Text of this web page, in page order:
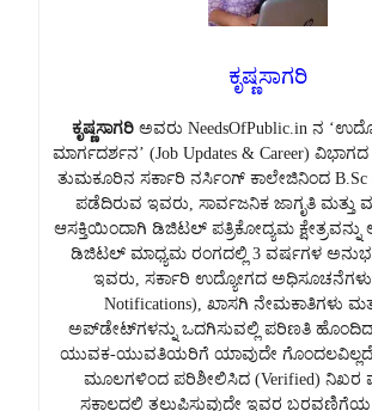
ಕೃಷ್ಣಸಾಗರಿ
ಕೃಷ್ಣಸಾಗರಿ ಅವರು NeedsOfPublic.in ನ
ಮಾರ್ಗದರ್ಶನ’ (Job Updates & Career) ವಿಭಾಗದ
ತುಮಕೂರಿನ ಸರ್ಕಾರಿ ನರ್ಸಿಂಗ್ ಕಾಲೇಜಿನಿಂದ B.Sc
ಪಡೆದಿರುವ ಇವರು, ಸಾರ್ವಜನಿಕ ಜಾಗೃತಿ ಮತ್ತು
ಆಸಕ್ತಿಯಿಂದಾಗಿ ಡಿಜಿಟಲ್ ಪತ್ರಿಕೋದ್ಯಮ ಕ್ಷೇತ್ರವನ್ನು
ಡಿಜಿಟಲ್ ಮಾಧ್ಯಮ ರಂಗದಲ್ಲಿ 3 ವರ್ಷಗಳ
ಇವರು, ಸರ್ಕಾರಿ ಉದ್ಯೋಗದ ಅಧಿಸೂಚನೆಗಳು
Notifications), ಖಾಸಗಿ ನೇಮಕಾತಿಗಳು
ಅಪ್‌ಡೇಟ್‌ಗಳನ್ನು ಒದಗಿಸುವಲ್ಲಿ ಪರಿಣತಿ
ಯುವಕ-ಯುವತಿಯರಿಗೆ ಯಾವುದೇ ಗೊಂದಲವಿಲ್ಲದೆ,
ಮೂಲಗಳಿಂದ ಪರಿಶೀಲಿಸಿದ (Verified) ನಿಖರ
ಸಕಾಲದಲ್ಲಿ ತಲುಪಿಸುವುದೇ ಇವರ